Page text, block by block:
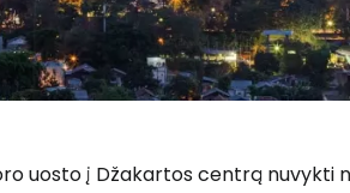
uosto į Džakartos centrą nuvykti